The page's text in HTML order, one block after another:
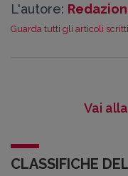
L'autore:
Guarda tutti gli articoli
Vai
CLASSIFICHE